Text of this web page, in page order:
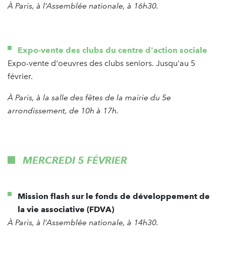
À Paris, à l’Assemblée nationale, à 16h30.
Expo-vente des clubs du centre d'action sociale
Expo-vente d'oeuvres des clubs seniors. Jusqu'au 5
février.
À Paris, à la salle des fêtes de la mairie du 5e
arrondissement, de 10h à 17h.
MERCREDI 5 FÉVRIER
Mission flash sur le fonds de développement de
la vie associative (FDVA)
À Paris, à l’Assemblée nationale, à 14h30.